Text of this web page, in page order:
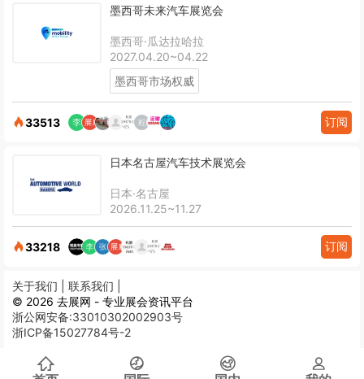
墨西哥未来汽车展览会
墨西哥·瓜达拉哈拉
2027.04.20~04.22
墨西哥市场权威
33513 订阅
日本名古屋汽车技术展览会
日本·名古屋
2026.11.25~11.27
33218 订阅
关于我们 | 联系我们 |
© 2026 去展网 - 专业展会资讯平台
浙公网安备:33010302002903号
浙ICP备15027784号-2